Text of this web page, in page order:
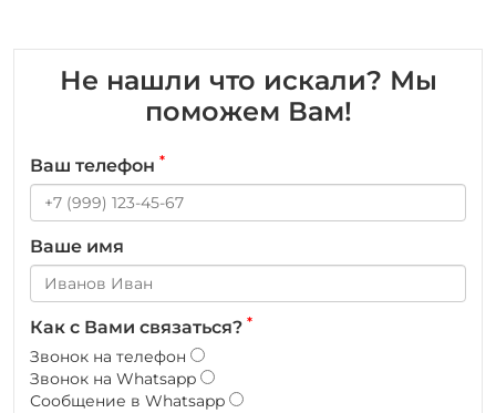
Не нашли что искали? Мы
поможем Вам!
Ваш телефон *
Ваше имя
Как с Вами связаться? *
Звонок на телефон
Звонок на Whatsapp
Сообщение в Whatsapp